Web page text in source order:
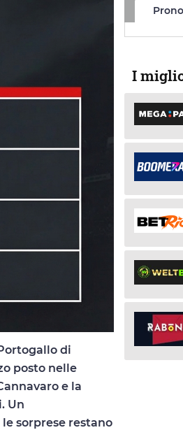
di
posto nelle
e la
Un
sorprese restano
I